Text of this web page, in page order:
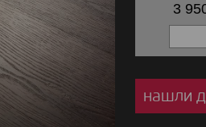
3
нашли